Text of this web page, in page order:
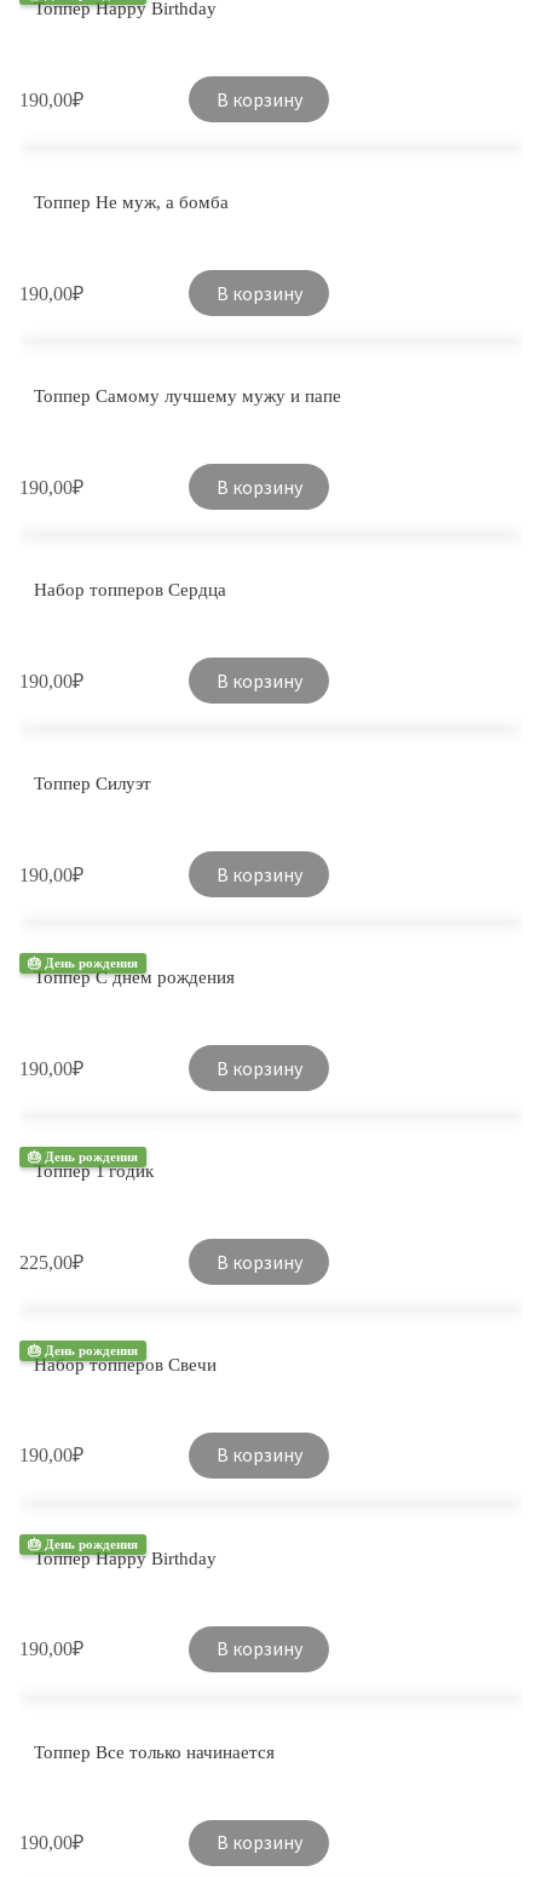
Топпер Happy Birthday
190,00₽ В корзину
Топпер Не муж, а бомба
190,00₽ В корзину
Топпер Самому лучшему мужу и папе
190,00₽ В корзину
Набор топперов Сердца
190,00₽ В корзину
Топпер Силуэт
190,00₽ В корзину
🎂 День рождения
Топпер С днем рождения
190,00₽ В корзину
🎂 День рождения
Топпер 1 годик
225,00₽ В корзину
🎂 День рождения
Набор топперов Свечи
190,00₽ В корзину
🎂 День рождения
Топпер Happy Birthday
190,00₽ В корзину
Топпер Все только начинается
190,00₽ В корзину